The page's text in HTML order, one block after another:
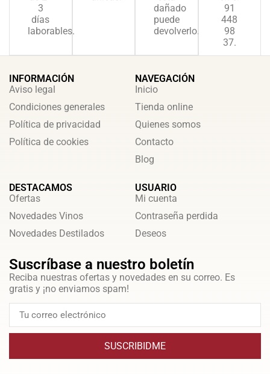
3
días
laborables.
dañado
puede
devolverlo.
91
448
98
37.
INFORMACIÓN
Aviso legal
Condiciones generales
Política de privacidad
Política de cookies
NAVEGACIÓN
Inicio
Tienda online
Quienes somos
Contacto
Blog
DESTACAMOS
Ofertas
Novedades Vinos
Novedades Destilados
USUARIO
Mi cuenta
Contraseña perdida
Deseos
Suscríbase a nuestro boletín
Reciba nuestras ofertas y novedades en su correo. Es
gratis y ¡no enviamos spam!
SUSCRIBIDME